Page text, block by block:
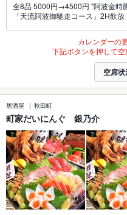
全8品 5000円→4500円 "阿波金時
「天流阿波御馳走コース」2H飲放
カレンダーの
下記ボタンを押して空
空席
居酒屋 秋田町
町家だいにんぐ 銀乃介